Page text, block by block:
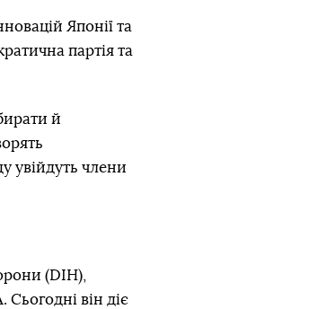
Японії та
партія та
й
увійдуть члени
(DIH),
Сьогодні він діє